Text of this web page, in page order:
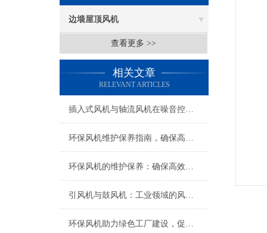
边墙屋顶风机
查看更多 >>
相关文章
RELEVANT ARTICLES
插入式风机与轴流风机在噪音控制上有何差异？
环保风机维护保养指南，确保高效稳定运行
环保风机的维护保养：确保高效运行的关键
引风机与鼓风机：工业领域的风动双子星
环保风机助力绿色工厂建设，促进节能减排